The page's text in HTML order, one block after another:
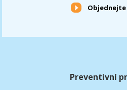
Objednejte
Preventivní